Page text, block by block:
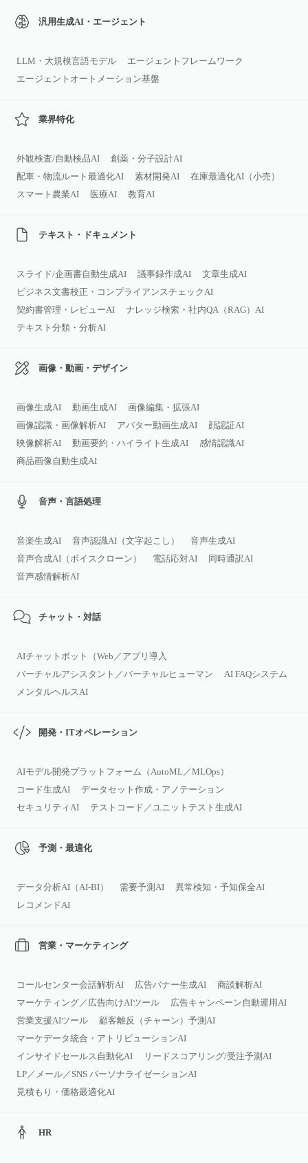
汎用生成AI・エージェント
LLM・大規模言語モデル
エージェントフレームワーク
エージェントオートメーション基盤
業界特化
外観検査/自動検品AI
創薬・分子設計AI
配車・物流ルート最適化AI
素材開発AI
在庫最適化AI（小売）
スマート農業AI
医療AI 教育AI
テキスト・ドキュメント
スライド/企画書自動生成AI 議事録作成AI
文章生成AI
ビジネス文書校正・コンプライアンスチェックAI
契約書管理・レビューAI
ナレッジ検索・社内QA（RAG）AI
テキスト分類・分析AI
画像・動画・デザイン
画像生成AI 動画生成AI
画像編集・拡張AI
画像認識・画像解析AI
アバター動画生成AI
顔認証AI
映像解析AI
動画要約・ハイライト生成AI
感情認識AI
商品画像自動生成AI
音声・言語処理
音楽生成AI 音声認識AI（文字起こし）
音声生成AI
音声合成AI（ボイスクローン）
電話応対AI
同時通訳AI
音声感情解析AI
チャット・対話
AIチャットボット（Web／アプリ導入
バーチャルアシスタント／バーチャルヒューマン
AI FAQシステム
メンタルヘルスAI
開発・ITオペレーション
AIモデル開発プラットフォーム（AutoML／MLOps）
コード生成AI
データセット作成・アノテーション
セキュリティAI
テストコード／ユニットテスト生成AI
予測・最適化
データ分析AI（AI‑BI） 需要予測AI
異常検知・予知保全AI
レコメンドAI
営業・マーケティング
コールセンター会話解析AI 広告バナー生成AI
商談解析AI
マーケティング／広告向けAIツール
広告キャンペーン自動運用AI
営業支援AIツール
顧客離反（チャーン）予測AI
マーケデータ統合・アトリビューションAI
インサイドセールス自動化AI
リードスコアリング/受注予測AI
LP／メール／SNS パーソナライゼーションAI
見積もり・価格最適化AI
HR